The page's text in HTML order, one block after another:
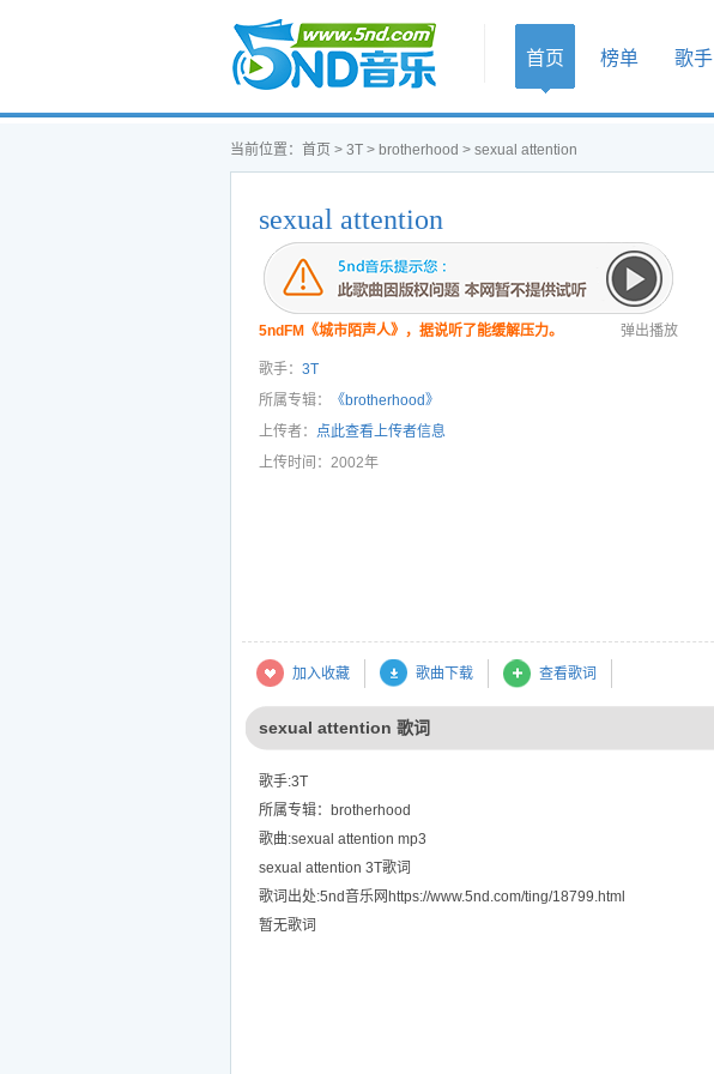
首页
首页 榜单 歌手
当前位置： 首页 > 3T > brotherhood > sexual attention
sexual attention
5ndFM《城市陌声人》，据说听了能缓解压力。 弹出播放
歌手： 3T
所属专辑：
《brotherhood》
上传者： 点此查看上传者信息
上传时间：2002年
加入收藏 歌曲下载 查看歌词
sexual attention 歌词
歌手:3T
所属专辑：brotherhood
歌曲:sexual attention mp3
sexual attention 3T歌词
歌词出处:5nd音乐网https://www.5nd.com/ting/18799.html
暂无歌词